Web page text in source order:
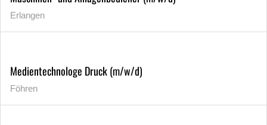
Erlangen
Medientechnologe Druck (m/w/d)
Föhren